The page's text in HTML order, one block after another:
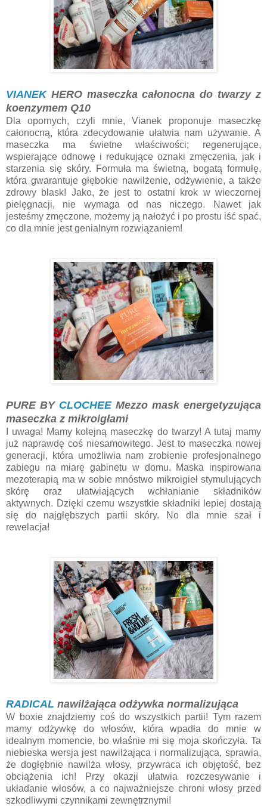
VIANEKHERO maseczka całonocna do twarzy z
koenzymem Q10
Dla opornych, czyli mnie, Vianek proponuje maseczkę
całonocną, która zdecydowanie ułatwia nam używanie. A
maseczka ma świetne właściwości; regenerujące,
wspierające odnowę i redukujące oznaki zmęczenia, jak i
starzenia się skóry. Formuła ma świetną, bogatą formułę,
która gwarantuje głębokie nawilżenie, odżywienie, a także
zdrowy blask! Jako, że jest to ostatni krok w wieczornej
pielęgnacji, nie wymaga od nas niczego. Nawet jak
jesteśmy zmęczone, możemy ją nałożyć i po prostu iść spać,
co dla mnie jest genialnym rozwiązaniem!
PURE BY CLOCHEEMezzo mask energetyzująca
maseczka z mikroigłami
I uwaga! Mamy kolejną maseczkę do twarzy! A tutaj mamy
już naprawdę coś niesamowitego. Jest to maseczka nowej
generacji, która umożliwia nam zrobienie profesjonalnego
zabiegu na miarę gabinetu w domu. Maska inspirowana
mezoterapią ma w sobie mnóstwo mikroigieł stymulujących
skórę oraz ułatwiających wchłanianie składników
aktywnych. Dzięki czemu wszystkie składniki lepiej dostają
się do najgłębszych partii skóry. No dla mnie szał i
rewelacja!
RADICAL nawilżająca odżywka normalizująca
W boxie znajdziemy coś do wszystkich partii! Tym razem
mamy odżywkę do włosów, która wpadła do mnie w
idealnym momencie, bo właśnie mi się moja skończyła. Ta
niebieska wersja jest nawilżająca i normalizująca, sprawia,
że dogłębnie nawilża włosy, przywraca ich objętość, bez
obciążenia ich! Przy okazji ułatwia rozczesywanie i
układanie włosów, a co najważniejsze chroni włosy przed
szkodliwymi czynnikami zewnętrznymi!